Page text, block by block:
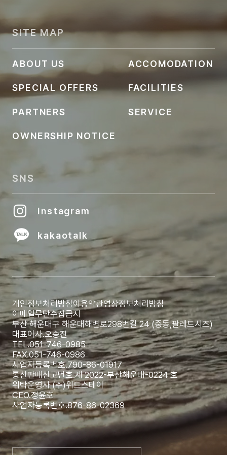
SITE MAP
ABOUT US ACCOMODATION
SPECIAL OFFERS FACILITIES
PARTNERS SERVICE
OWNERSHIP NOTICE
SNS
Instagram
kakaotalk
개인정보처리방침이용약관영상정보처리방침
이메일무단수집금지
부산 해운대구 해운대해변로298번길 24 (중동,팔레드시즈)
대표이사.오승진
TEL.051-746-0985
FAX.051-746-0986
사업자등록번호.790-86-01917
통신판매신고번호.제 2022-부산해운대-0224 호
위탁운영사 (주)위드스테이
CEO.정윤호
사업자등록번호.876-86-02369